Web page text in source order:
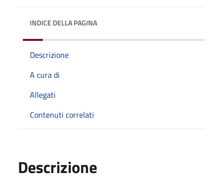
INDICE DELLA PAGINA
Descrizione
A cura di
Allegati
Contenuti correlati
Descrizione